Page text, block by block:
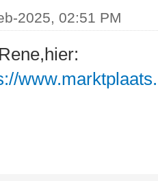
2025, 02:51 PM